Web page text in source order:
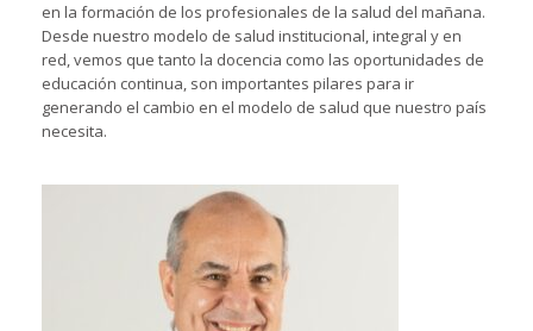
en la formación de los profesionales de la salud del mañana.
Desde nuestro modelo de salud institucional, integral y en
red, vemos que tanto la docencia como las oportunidades de
educación continua, son importantes pilares para ir
generando el cambio en el modelo de salud que nuestro país
necesita.